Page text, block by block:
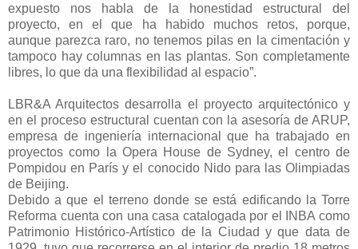
expuesto nos habla de la honestidad estructural del
proyecto, en el que ha habido muchos retos, porque,
aunque parezca raro, no tenemos pilas en la cimentación y
tampoco hay columnas en las plantas. Son completamente
libres, lo que da una flexibilidad al espacio”.
LBR&A Arquitectos desarrolla el proyecto arquitectónico y
en el proceso estructural cuentan con la asesoría de ARUP,
empresa de ingeniería internacional que ha trabajado en
proyectos como la Opera House de Sydney, el centro de
Pompidou en París y el conocido Nido para las Olimpiadas
de Beijing.
Debido a que el terreno donde se está edificando la Torre
Reforma cuenta con una casa catalogada por el INBA como
Patrimonio Histórico-Artístico de la Ciudad y que data de